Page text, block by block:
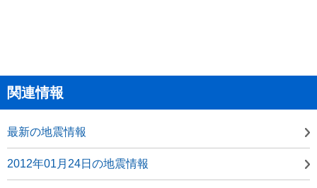
関連情報
最新の地震情報
2012年01月24日の地震情報